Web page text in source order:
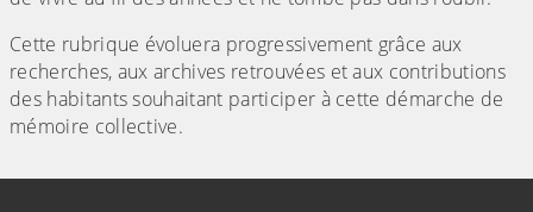
Cette rubrique évoluera progressivement grâce aux
recherches, aux archives retrouvées et aux contributions
des habitants souhaitant participer à cette démarche de
mémoire collective.